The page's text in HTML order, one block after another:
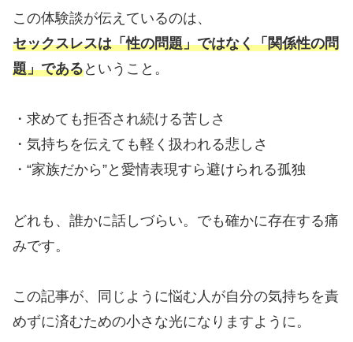
この体験談が伝えているのは、
セックスレスは「性の問題」ではなく「関係性の問
題」であるということ。
・求めても拒否され続ける苦しさ
・気持ちを伝えても軽く扱われる悲しさ
・“家族だから”と愛情表現すら避けられる孤独
どれも、誰かに話しづらい。でも確かに存在する痛
みです。
この記事が、同じように悩む人が自分の気持ちを責
めずに済むための小さな光になりますように。